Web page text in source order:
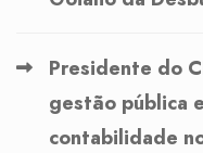
Presidente do
gestão pública
contabilidade